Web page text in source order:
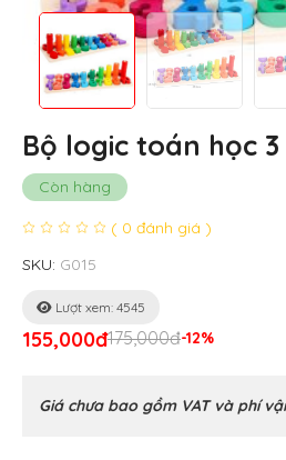
Bộ logic toán học 3
Còn hàng
( 0 đánh giá )
SKU: G015
Lượt xem: 4545
155,000đ175,000đ-12%
Giá chưa bao gồm VAT và phí